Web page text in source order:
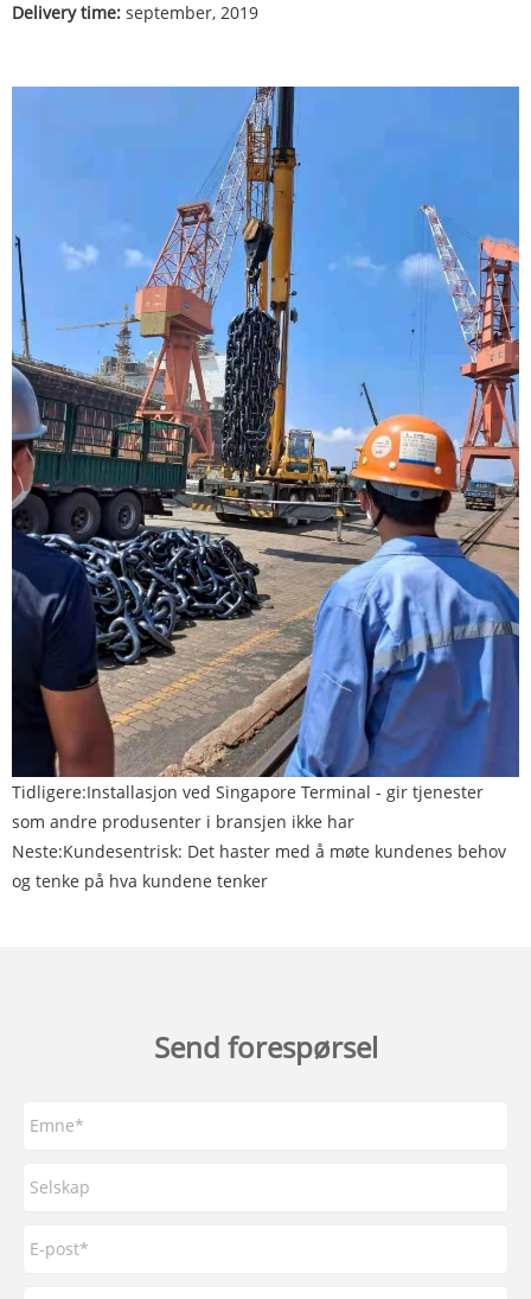
Delivery time: september, 2019
Tidligere:Installasjon ved Singapore Terminal - gir tjenester
som andre produsenter i bransjen ikke har
Neste:Kundesentrisk: Det haster med å møte kundenes behov
og tenke på hva kundene tenker
Send forespørsel